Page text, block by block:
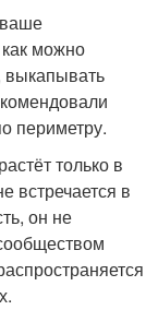
можно
выкапывать
периметру.
только в
встречается в
он не